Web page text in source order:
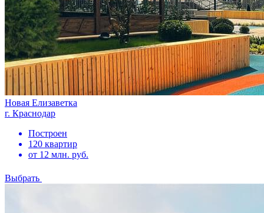
Новая Елизаветка
г. Краснодар
Построен
120 квартир
от 12 млн. руб.
Выбрать